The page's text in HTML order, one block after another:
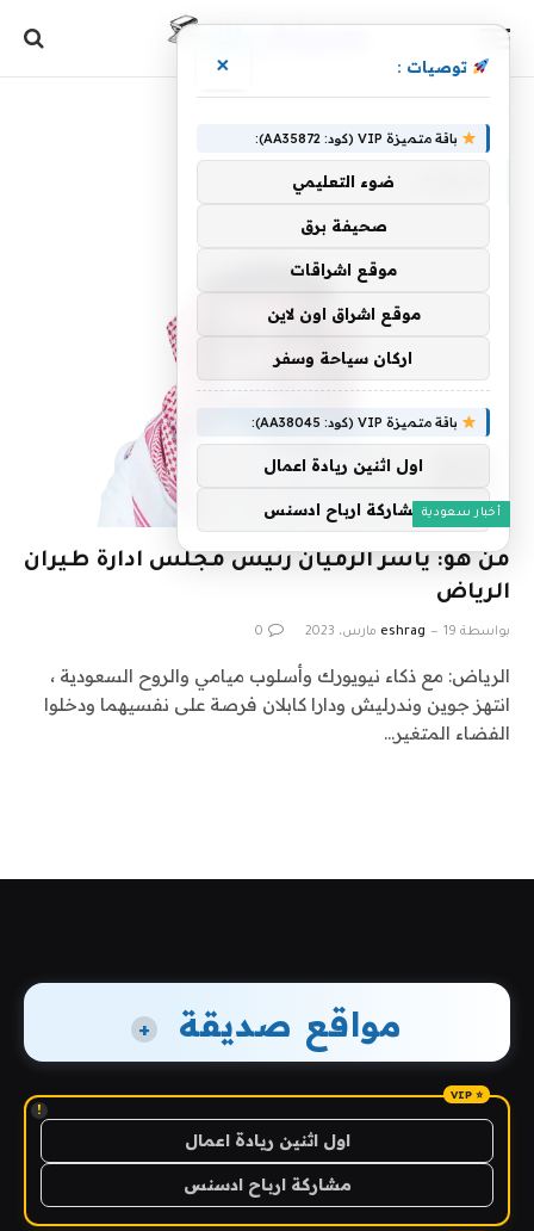
أخبار سعودية
من هو: ياسر الرميان رئيس مجلس ادارة طيران
الرياض
بواسطة eshrag 19 مارس، 2023 0
الرياض: مع ذكاء نيويورك وأسلوب ميامي والروح السعودية ،
انتهز جوين وندرليش ودارا كابلان فرصة على نفسيهما ودخلوا
الفضاء المتغير…
مواقع صديقة +
!
اول اثنين ريادة اعمال
مشاركة ارباح ادسنس
توصيات : ×
باقة متميزة VIP (كود: AA35872):
ضوء التعليمي
صحيفة برق
موقع اشراقات
موقع اشراق اون لاين
اركان سياحة وسفر
باقة متميزة VIP (كود: AA38045):
اول اثنين ريادة اعمال
مشاركة ارباح ادسنس